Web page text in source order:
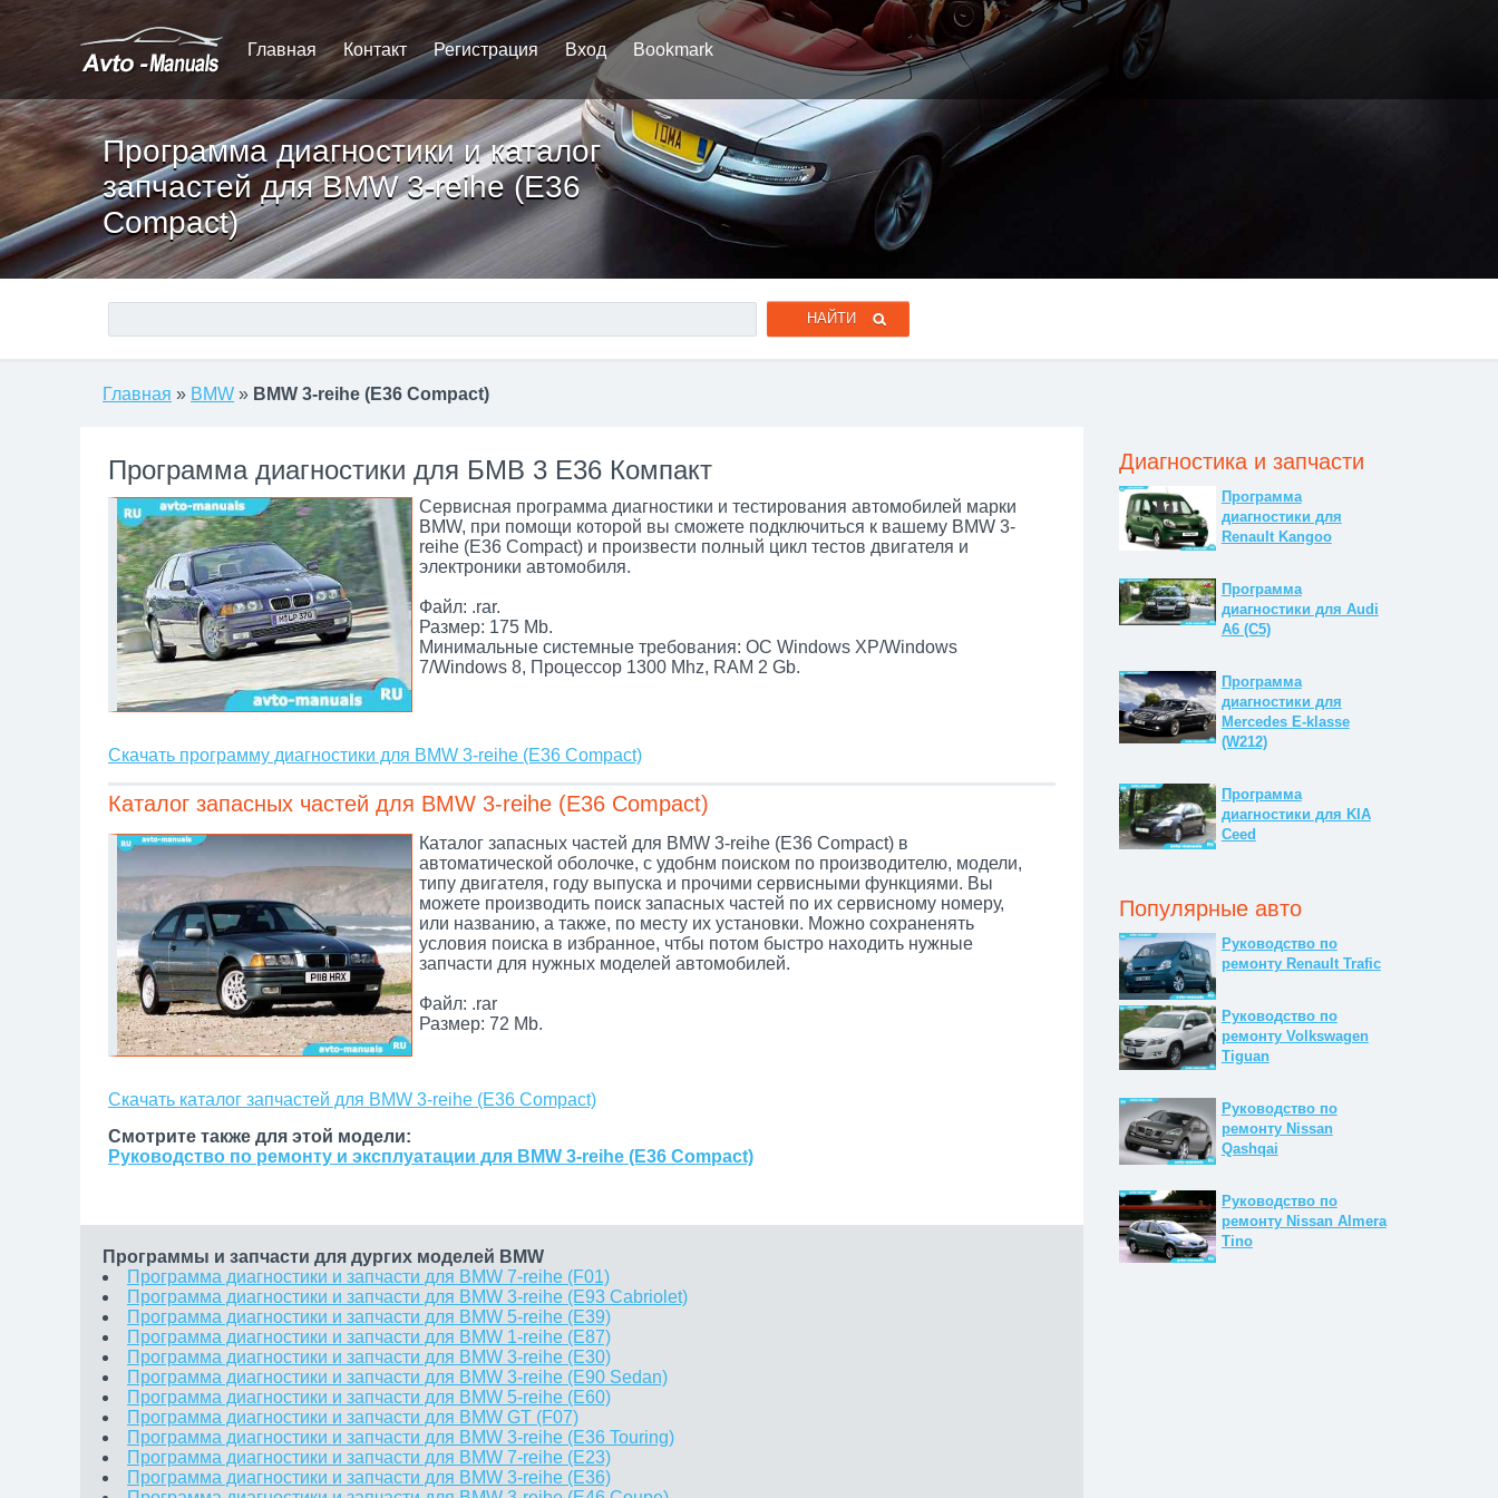
Главная Контакт Регистрация Вход Bookmark
Программа диагностики и каталог
запчастей для BMW 3-reihe (E36
Compact)
Главная » BMW » BMW 3-reihe (E36 Compact)
Программа диагностики для БМВ 3 Е36 Компакт
Сервисная программа диагностики и тестирования автомобилей марки
BMW, при помощи которой вы сможете подключиться к вашему BMW 3-
reihe (E36 Compact) и произвести полный цикл тестов двигателя и
электроники автомобиля.
Файл: .rar.
Размер: 175 Mb.
Минимальные системные требования: ОС Windows XP/Windows
7/Windows 8, Процессор 1300 Mhz, RAM 2 Gb.
Скачать программу диагностики для BMW 3-reihe (E36 Compact)
Каталог запасных частей для BMW 3-reihe (E36 Compact)
Каталог запасных частей для BMW 3-reihe (E36 Compact) в
автоматической оболочке, с удобнм поиском по производителю, модели,
типу двигателя, году выпуска и прочими сервисными функциями. Вы
можете производить поиск запасных частей по их сервисному номеру,
или названию, а также, по месту их установки. Можно сохраненять
условия поиска в избранное, чтбы потом быстро находить нужные
запчасти для нужных моделей автомобилей.
Файл: .rar
Размер: 72 Mb.
Скачать каталог запчастей для BMW 3-reihe (E36 Compact)
Смотрите также для этой модели:
Руководство по ремонту и эксплуатации для BMW 3-reihe (E36 Compact)
Программы и запчасти для дургих моделей BMW
Программа диагностики и запчасти для BMW 7-reihe (F01)
Программа диагностики и запчасти для BMW 3-reihe (E93 Cabriolet)
Программа диагностики и запчасти для BMW 5-reihe (E39)
Программа диагностики и запчасти для BMW 1-reihe (E87)
Программа диагностики и запчасти для BMW 3-reihe (E30)
Программа диагностики и запчасти для BMW 3-reihe (E90 Sedan)
Программа диагностики и запчасти для BMW 5-reihe (E60)
Программа диагностики и запчасти для BMW GT (F07)
Программа диагностики и запчасти для BMW 3-reihe (E36 Touring)
Программа диагностики и запчасти для BMW 7-reihe (E23)
Программа диагностики и запчасти для BMW 3-reihe (E36)
Диагностика и запчасти
Программа
диагностики для
Renault Kangoo
Программа
диагностики для Audi
A6 (C5)
Программа
диагностики для
Mercedes E-klasse
(W212)
Программа
диагностики для KIA
Ceed
Популярные авто
Руководство по
ремонту Renault Trafic
Руководство по
ремонту Volkswagen
Tiguan
Руководство по
ремонту Nissan
Qashqai
Руководство по
ремонту Nissan Almera
Tino